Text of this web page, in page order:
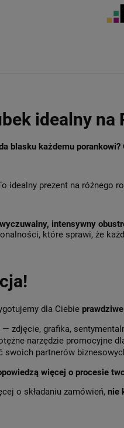
idealny na
blasku każdemu
idealny prezent na
intensywny
które sprawi, że
dla Ciebie
zdjęcie, grafika,
narzędzie promocyjne
swoich partnerów
więcej o procesie
o składaniu zamówień, nie